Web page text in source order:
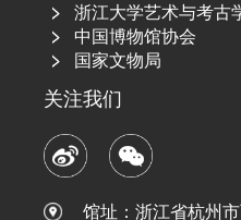
浙江大学艺术与考古
中国博物馆协会
国家文物局
关注我们
馆址：浙江省杭州